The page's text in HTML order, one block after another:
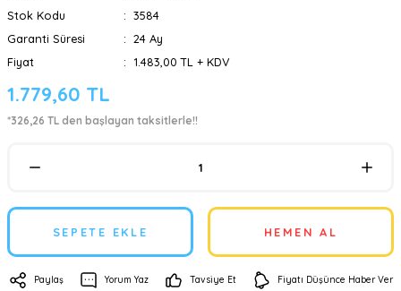
Stok Kodu
3584
Garanti Süresi
24 Ay
Fiyat
1.483,00 TL + KDV
1.779,60 TL
*326,26 TL den başlayan taksitlerle!!
SEPETE EKLE HEMEN AL
Paylaş Yorum Yaz Tavsiye Et Fiyatı Düşünce Haber Ver